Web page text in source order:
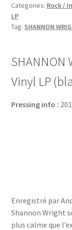
Categories: Rock /
LP
Tag: SHANNON
SHANNON
Vinyl LP
Pressing info :
Enregistré par
Shannon Wright
plus calme que